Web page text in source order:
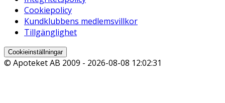
Cookiepolicy
Kundklubbens medlemsvillkor
Tillgänglighet
Cookieinställningar
© Apoteket AB 2009 - 2026-08-08 12:02:31